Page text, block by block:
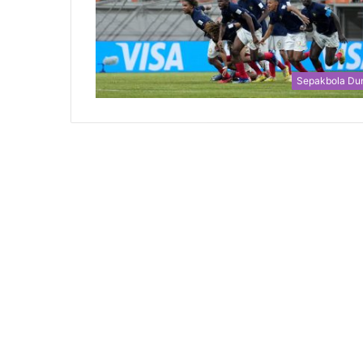
Sepakbola